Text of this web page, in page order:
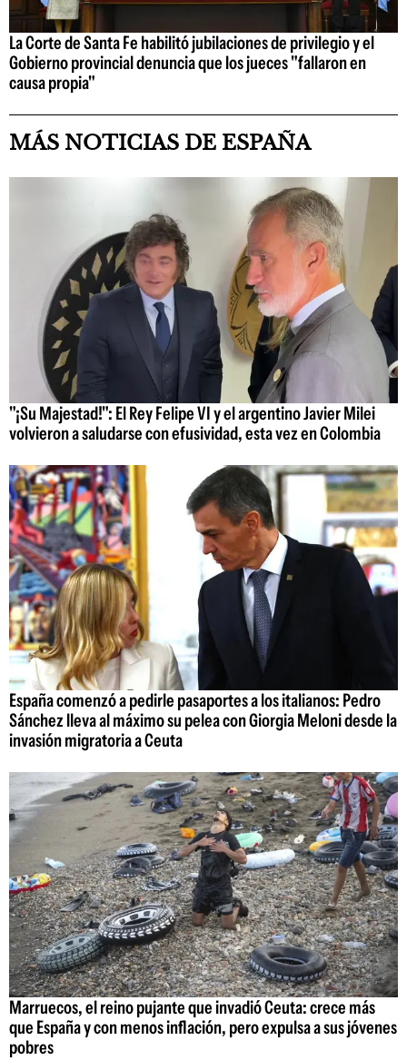
La Corte de Santa Fe habilitó jubilaciones de privilegio y el
Gobierno provincial denuncia que los jueces "fallaron en
causa propia"
MÁS NOTICIAS DE ESPAÑA
"¡Su Majestad!": El Rey Felipe VI y el argentino Javier Milei
volvieron a saludarse con efusividad, esta vez en Colombia
España comenzó a pedirle pasaportes a los italianos: Pedro
Sánchez lleva al máximo su pelea con Giorgia Meloni desde la
invasión migratoria a Ceuta
Marruecos, el reino pujante que invadió Ceuta: crece más
que España y con menos inflación, pero expulsa a sus jóvenes
pobres